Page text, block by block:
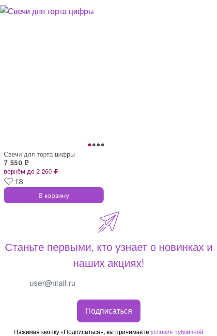
Свечи для торта цифры
7 550 ₽
вернём до 2 260 ₽
18
В корзину
Станьте первыми, кто узнает о новинках и
наших акциях!
Подписаться
Нажимая кнопку «Подписаться», вы принимаете условия публичной